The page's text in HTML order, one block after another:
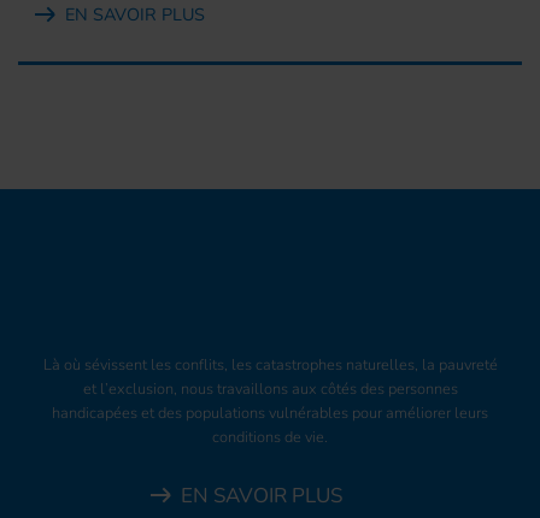
EN SAVOIR PLUS
Là où sévissent les conflits, les catastrophes naturelles, la pauvreté
et l’exclusion, nous travaillons aux côtés des personnes
handicapées et des populations vulnérables pour améliorer leurs
conditions de vie.
EN SAVOIR PLUS